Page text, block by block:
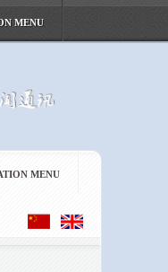
MENU
MENU